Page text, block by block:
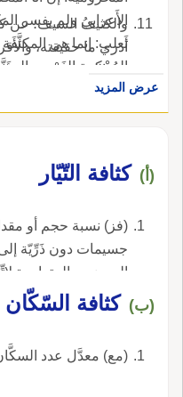
الأَعرابي ولم يفسر
ثعلب: إنما هي
المُحْكمة الفَرْج،
أَوّلاً.
والكثيفُ السيف؛ عن
أَدري ما حقيقته،
من الحديد.
عرض المزيد
(أ) كثافة التّيّار
(فز) نسبة حجم أو
جسيمات دون ذَرِّيّة
العرضي والمتعامدة
(ب) كثافة السّكّان
(مع) معدَّل عدد السكَّان في الكيلومتر المربَّع.